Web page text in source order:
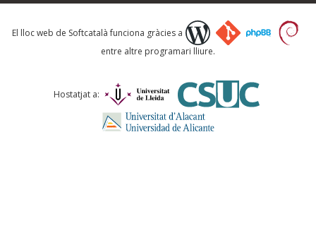
Què proposeu?
Comentari *
El lloc web de Softcatalà funciona gràcies a
entre altre programari lliure.
Hostatjat a: